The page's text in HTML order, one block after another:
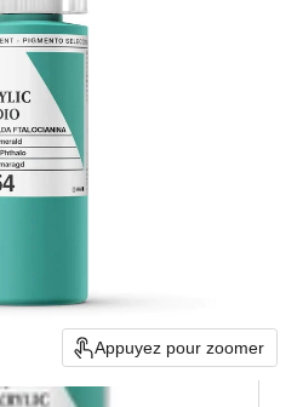
Appuyez pour zoomer